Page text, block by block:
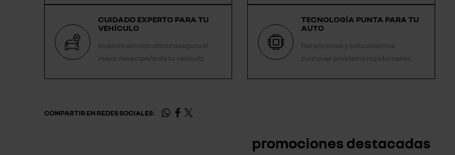
CUIDADO EXPERTO PARA TU
VEHÍCULO
Nuestro servicio oficial asegura el
mejor desempeño de tu vehículo.
TECNOLOGÍA PUNTA PARA TU
AUTO
Detectamos y solucionamos
cualquier problema rápidamente.
COMPARTIR EN REDES SOCIALES:
promociones destacadas